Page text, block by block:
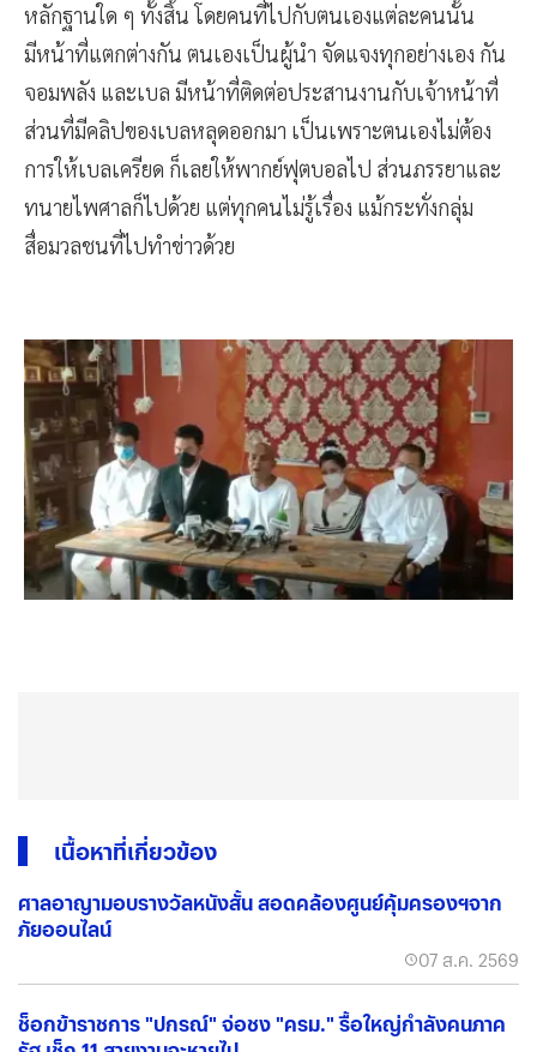
หลักฐานใด ๆ ทั้งสิ้น โดยคนที่ไปกับตนเองแต่ละคนนั้น
มีหน้าที่แตกต่างกัน ตนเองเป็นผู้นำ จัดแจงทุกอย่างเอง กัน
จอมพลัง และเบล มีหน้าที่ติดต่อประสานงานกับเจ้าหน้าที่
ส่วนที่มีคลิปของเบลหลุดออกมา เป็นเพราะตนเองไม่ต้อง
การให้เบลเครียด ก็เลยให้พากย์ฟุตบอลไป ส่วนภรรยาและ
ทนายไพศาลก็ไปด้วย แต่ทุกคนไม่รู้เรื่อง แม้กระทั่งกลุ่ม
สื่อมวลชนที่ไปทำข่าวด้วย
เนื้อหาที่เกี่ยวข้อง
ศาลอาญามอบรางวัลหนังสั้น สอดคล้องศูนย์คุ้มครองฯจาก
ภัยออนไลน์
07 ส.ค. 2569
ช็อกข้าราชการ "ปกรณ์" จ่อชง "ครม." รื้อใหญ่กำลังคนภาค